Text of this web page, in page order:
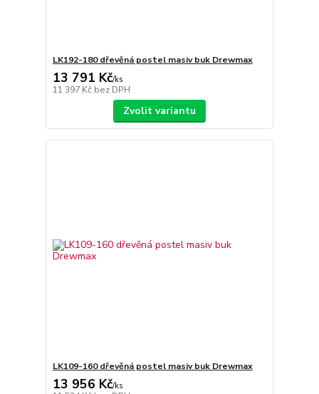
LK192-180 dřevěná postel masiv buk Drewmax
13 791 Kč/ks
11 397 Kč bez DPH
Zvolit variantu
LK109-160 dřevěná postel masiv buk Drewmax
13 956 Kč/ks